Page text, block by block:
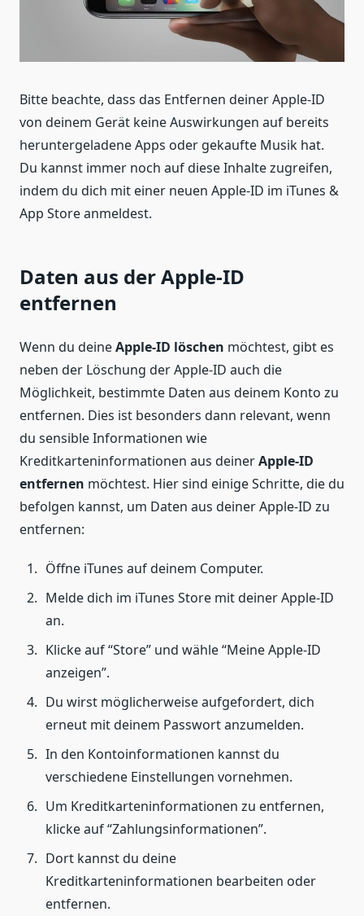
Bitte beachte, dass das Entfernen deiner Apple-ID
von deinem Gerät keine Auswirkungen auf bereits
heruntergeladene Apps oder gekaufte Musik hat.
Du kannst immer noch auf diese Inhalte zugreifen,
indem du dich mit einer neuen Apple-ID im iTunes &
App Store anmeldest.
Daten aus der Apple-ID
entfernen
Wenn du deineApple-ID löschen möchtest, gibt es
neben der Löschung der Apple-ID auch die
Möglichkeit, bestimmte Daten aus deinem Konto zu
entfernen. Dies ist besonders dann relevant, wenn
du sensible Informationen wie
Kreditkarteninformationen aus deinerApple-ID
entfernen möchtest. Hier sind einige Schritte, die du
befolgen kannst, um Daten aus deiner Apple-ID zu
entfernen:
Öffne iTunes auf deinem Computer.
Melde dich im iTunes Store mit deiner Apple-ID
an.
Klicke auf “Store” und wähle “Meine Apple-ID
anzeigen”.
Du wirst möglicherweise aufgefordert, dich
erneut mit deinem Passwort anzumelden.
In den Kontoinformationen kannst du
verschiedene Einstellungen vornehmen.
Um Kreditkarteninformationen zu entfernen,
klicke auf “Zahlungsinformationen”.
Dort kannst du deine
Kreditkarteninformationen bearbeiten oder
entfernen.